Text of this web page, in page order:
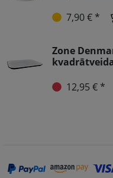
7,90 € *
Zone
12,95 € *